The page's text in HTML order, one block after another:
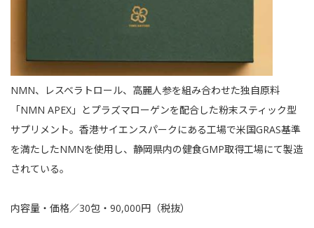
NMN、レスベラトロール、高麗人参を組み合わせた独自原料
「NMN APEX」とプラズマローゲンを配合した粉末スティック型
サプリメント。香港サイエンスパークにある工場で米国GRAS基準
を満たしたNMNを使用し、静岡県内の健食GMP取得工場にて製造
されている。
内容量・価格／30包・90,000円（税抜）